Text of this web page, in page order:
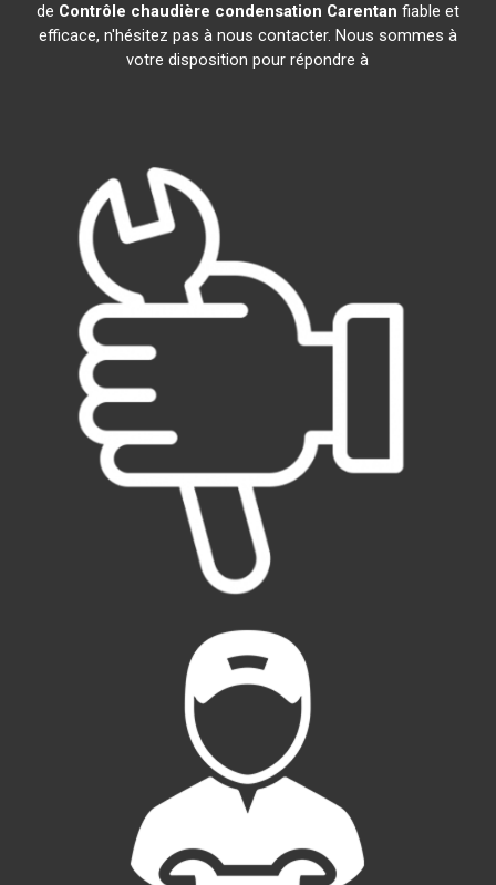
de Contrôle chaudière condensation Carentan fiable et
efficace, n'hésitez pas à nous contacter. Nous sommes à
votre disposition pour répondre à